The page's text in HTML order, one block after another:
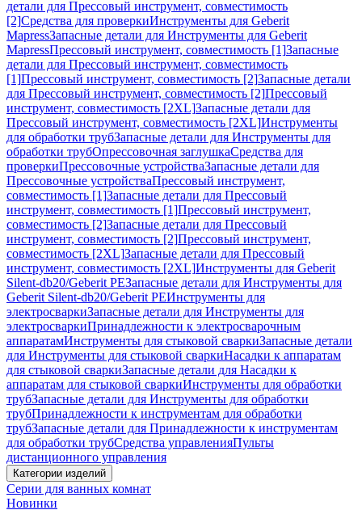
детали для Прессовый инструмент, совместимость
[2]Средства для проверкиИнструменты для Geberit
MapressЗапасные детали для Инструменты для Geberit
MapressПрессовый инструмент, совместимость [1]Запасные
детали для Прессовый инструмент, совместимость
[1]Прессовый инструмент, совместимость [2]Запасные детали
для Прессовый инструмент, совместимость [2]Прессовый
инструмент, совместимость [2XL]Запасные детали для
Прессовый инструмент, совместимость [2XL]Инструменты
для обработки трубЗапасные детали для Инструменты для
обработки трубОпрессовочная заглушкаСредства для
проверкиПрессовочные устройстваЗапасные детали для
Прессовочные устройстваПрессовый инструмент,
совместимость [1]Запасные детали для Прессовый
инструмент, совместимость [1]Прессовый инструмент,
совместимость [2]Запасные детали для Прессовый
инструмент, совместимость [2]Прессовый инструмент,
совместимость [2XL]Запасные детали для Прессовый
инструмент, совместимость [2XL]Инструменты для Geberit
Silent-db20/Geberit PEЗапасные детали для Инструменты для
Geberit Silent-db20/Geberit PEИнструменты для
электросваркиЗапасные детали для Инструменты для
электросваркиПринадлежности к электросварочным
аппаратамИнструменты для стыковой сваркиЗапасные детали
для Инструменты для стыковой сваркиНасадки к аппаратам
для стыковой сваркиЗапасные детали для Насадки к
аппаратам для стыковой сваркиИнструменты для обработки
трубЗапасные детали для Инструменты для обработки
трубПринадлежности к инструментам для обработки
трубЗапасные детали для Принадлежности к инструментам
для обработки трубСредства управленияПульты
дистанционного управления
Категории изделий
Серии для ванных комнат
Новинки